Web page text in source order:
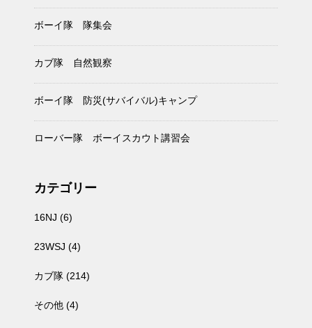
ボーイ隊 隊集会
カブ隊 自然観察
ボーイ隊 防災(サバイバル)キャンプ
ローバー隊 ボーイスカウト講習会
カテゴリー
16NJ (6)
23WSJ (4)
カブ隊 (214)
その他 (4)